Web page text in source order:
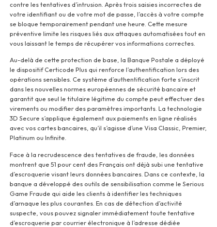
contre les tentatives d’intrusion. Après trois saisies incorrectes de
votre identifiant ou de votre mot de passe, l’accès à votre compte
se bloque temporairement pendant une heure. Cette mesure
préventive limite les risques liés aux attaques automatisées tout en
vous laissant le temps de récupérer vos informations correctes.
Au-delà de cette protection de base, la Banque Postale a déployé
le dispositif Certicode Plus qui renforce l’authentification lors des
opérations sensibles. Ce système d’authentification forte s’inscrit
dans les nouvelles normes européennes de sécurité bancaire et
garantit que seul le titulaire légitime du compte peut effectuer des
virements ou modifier des paramètres importants. La technologie
3D Secure s’applique également aux paiements en ligne réalisés
avec vos cartes bancaires, qu’il s’agisse d’une Visa Classic, Premier,
Platinum ou Infinite.
Face à la recrudescence des tentatives de fraude, les données
montrent que 51 pour cent des Français ont déjà subi une tentative
d’escroquerie visant leurs données bancaires. Dans ce contexte, la
banque a développé des outils de sensibilisation comme le Serious
Game Fraude qui aide les clients à identifier les techniques
d’arnaque les plus courantes. En cas de détection d’activité
suspecte, vous pouvez signaler immédiatement toute tentative
d’escroquerie par courrier électronique à l’adresse dédiée